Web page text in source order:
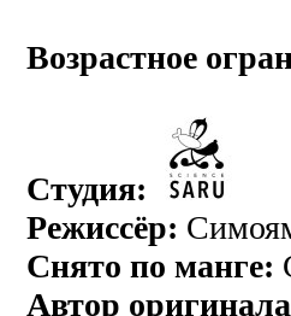
Возрастное
Студия:
Режиссёр:
Снято по манге:
Автор